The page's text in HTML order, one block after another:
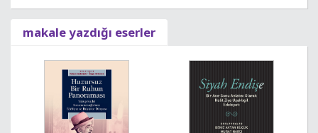
makale yazdığı eserler